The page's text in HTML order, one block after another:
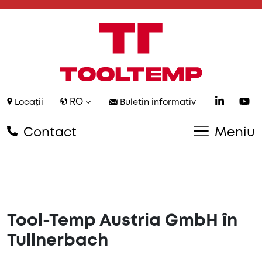
Locații RO Buletin informativ
Contact Meniu
Tool-Temp Austria GmbH în
Tullnerbach